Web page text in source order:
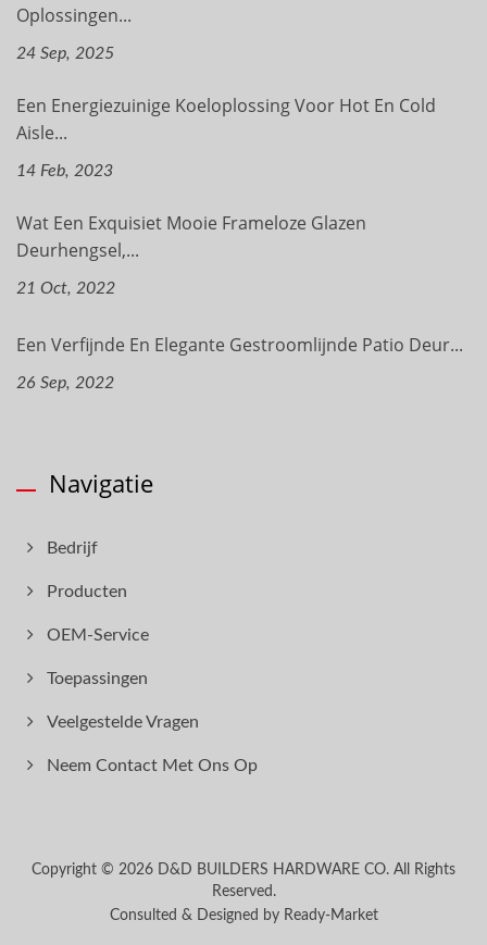
Oplossingen...
24 Sep, 2025
Een Energiezuinige Koeloplossing Voor Hot En Cold
Aisle...
14 Feb, 2023
Wat Een Exquisiet Mooie Frameloze Glazen
Deurhengsel,...
21 Oct, 2022
Een Verfijnde En Elegante Gestroomlijnde Patio Deur...
26 Sep, 2022
Navigatie
Bedrijf
Producten
OEM-Service
Toepassingen
Veelgestelde Vragen
Neem Contact Met Ons Op
Copyright © 2026 D&D BUILDERS HARDWARE CO. All Rights
Reserved.
Consulted & Designed by Ready-Market